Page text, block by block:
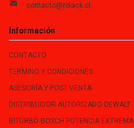
contacto@rolack.cl
Información
CONTACTO
TERMINO Y CONDICIONES
ASESORÍA Y POST VENTA
DISTRIBUIDOR AUTORIZADO DEWALT
BITURBO BOSCH POTENCIA EXTREMA